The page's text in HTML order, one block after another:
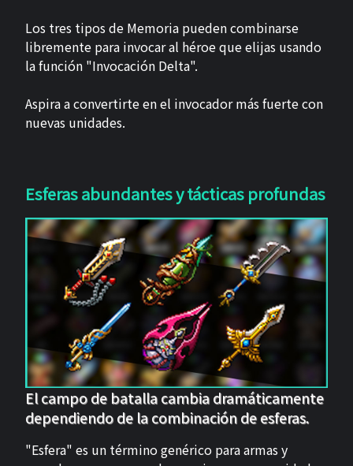
Los tres tipos de Memoria pueden combinarse
libremente para invocar al héroe que elijas usando
la función "Invocación Delta".
Aspira a convertirte en el invocador más fuerte con
nuevas unidades.
Esferas abundantes y tácticas profundas
El campo de batalla cambia dramáticamente
dependiendo de la combinación de esferas.
"Esfera" es un término genérico para armas y